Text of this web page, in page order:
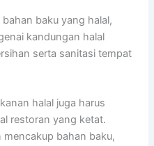
baku yang halal,
kandungan halal
serta sanitasi tempat
halal juga harus
restoran yang ketat.
mencakup bahan baku,